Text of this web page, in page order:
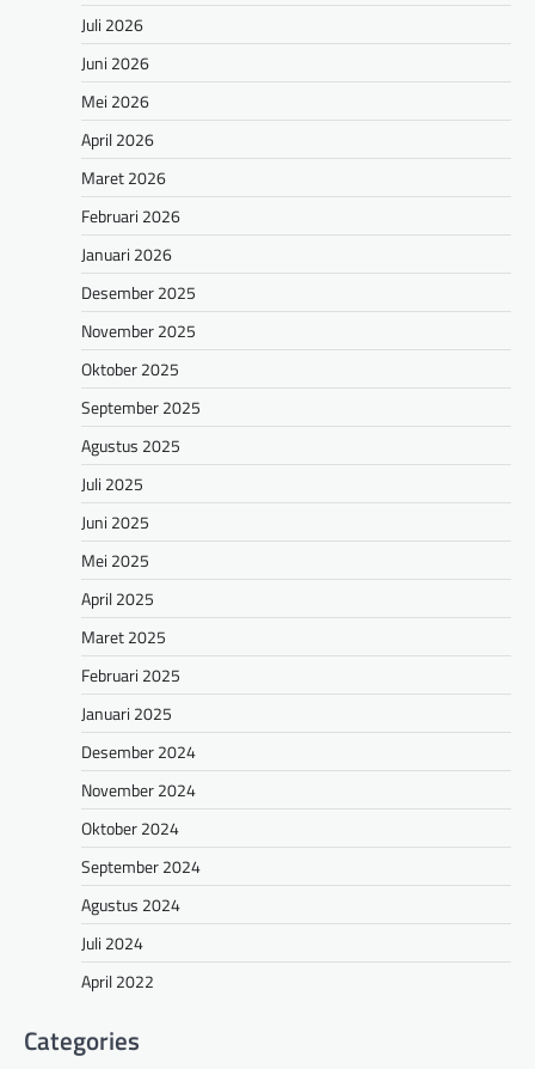
Juli 2026
Juni 2026
Mei 2026
April 2026
Maret 2026
Februari 2026
Januari 2026
Desember 2025
November 2025
Oktober 2025
September 2025
Agustus 2025
Juli 2025
Juni 2025
Mei 2025
April 2025
Maret 2025
Februari 2025
Januari 2025
Desember 2024
November 2024
Oktober 2024
September 2024
Agustus 2024
Juli 2024
April 2022
Categories